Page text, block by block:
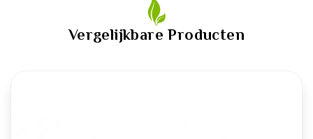
Vergelijkbare Producten